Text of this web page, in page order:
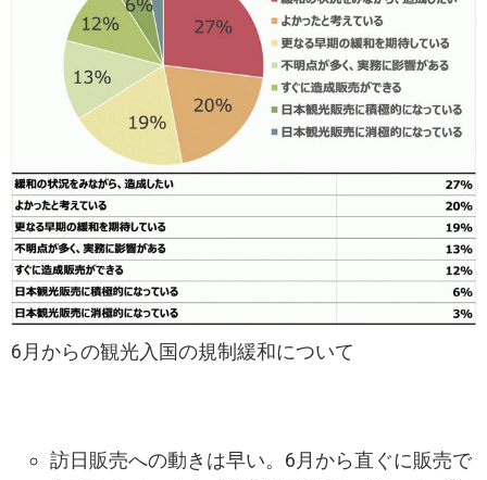
6月からの観光入国の規制緩和について
​訪日販売への動きは早い。6月から直ぐに販売で